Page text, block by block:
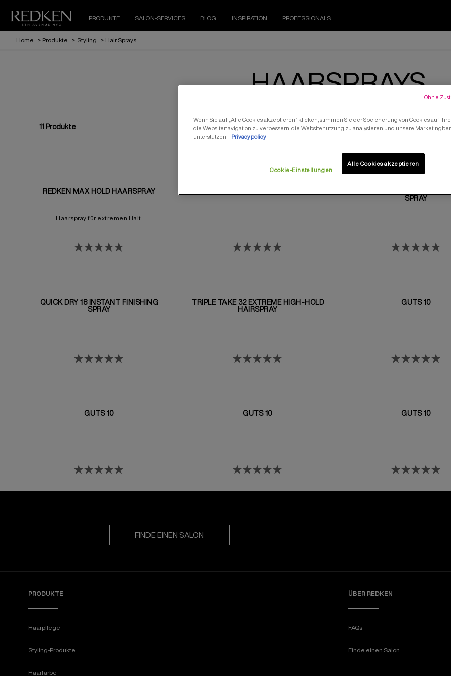
PRODUKTE SALON-SERVICES BLOG INSPIRATION
PROFESSIONALS
Home > Produkte > Styling > Hair Sprays
HAARSPRAYS
11 Produkte
REDKEN MAX HOLD HAARSPRAY
Haarspray für extremen Halt.
SPRAY
QUICK DRY 18 INSTANT FINISHING
SPRAY
TRIPLE TAKE 32 EXTREME HIGH-HOLD
HAIRSPRAY
GUTS 10
GUTS 10 GUTS 10 GUTS 10
FINDE EINEN SALON
PRODUKTE
Haarpflege
Styling-Produkte
Haarfarbe
ÜBER REDKEN​
FAQs
Finde einen Salon
Wenn Sie auf „Alle Cookies akzeptieren“ klicken, stimmen Sie der Speicherung von Cookies auf
die Websitenavigation zu verbessern, die Websitenutzung zu analysieren und unsere
unterstützen.
Privacy policy
Cookie-Einstellungen
Alle Cookies akzeptieren
Ohne